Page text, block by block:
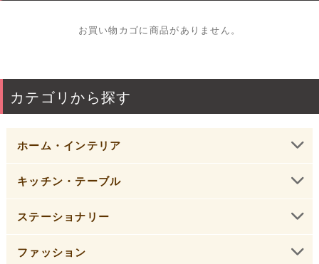
お買い物カゴに商品がありません。
カテゴリから探す
ホーム・インテリア
キッチン・テーブル
ステーショナリー
ファッション